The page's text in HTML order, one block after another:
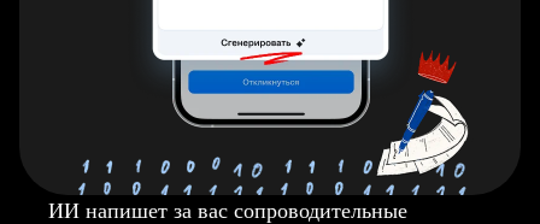
ИИ напишет за вас сопроводительные